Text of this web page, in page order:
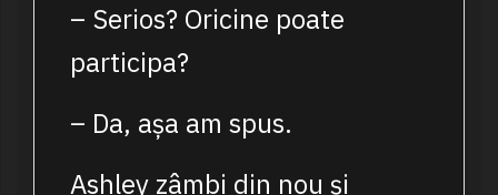
– Serios? Oricine poate
participa?
– Da, așa am spus.
Ashley zâmbi din nou și